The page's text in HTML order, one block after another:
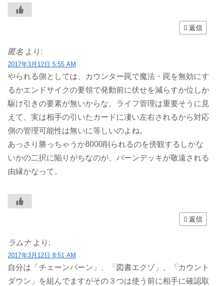
返信
匿名 より:
2017年3月12日 5:55 AM
やられる側としては、カウンター罠で魔法・罠を無効にす
るかエンドサイクの要領で発動前に伏せを減らすか位しか
駆け引きの要素が無いからな。ライフ管理は重要そうに見
えて、実は相手の引いたカードに凄い左右されるから対応
側の管理可能性は無いに等しいのよね。
あっさり勝っちゃうか8000削られるのを傍観するしかな
いかの二択に陥りがちなのが、バーンデッキが敬遠される
由縁かなって。
返信
ラムナ より:
2017年3月12日 8:51 AM
自分は「チェーンバーン」、「図書エクゾ」、「カウント
ダウン」を組んでますがその３つは使う前に相手に確認取